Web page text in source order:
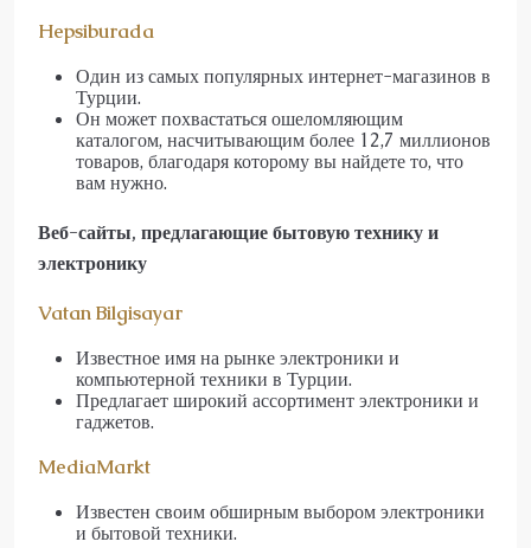
Hepsiburada
Один из самых популярных интернет-магазинов в
Турции.
Он может похвастаться ошеломляющим
каталогом, насчитывающим более 12,7 миллионов
товаров, благодаря которому вы найдете то, что
вам нужно.
Веб-сайты, предлагающие бытовую технику и
электронику
Vatan Bilgisayar
Известное имя на рынке электроники и
компьютерной техники в Турции.
Предлагает широкий ассортимент электроники и
гаджетов.
MediaMarkt
Известен своим обширным выбором электроники
и бытовой техники.